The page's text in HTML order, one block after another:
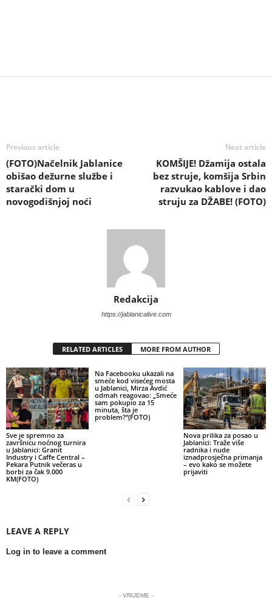
Previous article
(FOTO)Načelnik Jablanice
obišao dežurne službe i
starački dom u
novogodišnjoj noći
Next article
KOMŠIJE! Džamija ostala
bez struje, komšija Srbin
razvukao kablove i dao
struju za DŽABE! (FOTO)
Redakcija
https://jablanicalive.com
RELATED ARTICLES MORE FROM AUTHOR
Sve je spremno za
završnicu noćnog turnira
u Jablanici: Granit
Industry i Caffe Central –
Pekara Putnik večeras u
borbi za čak 9.000
KM(FOTO)
Na Facebooku ukazali na
smeće kod visećeg mosta
u Jablanici, Mirza Avdić
odmah reagovao: „Smeće
sam pokupio za 15
minuta, šta je
problem?“(FOTO)
Nova prilika za posao u
Jablanici: Traže više
radnika i nude
iznadprosječna primanja
– evo kako se možete
prijaviti
LEAVE A REPLY
Log in to leave a comment
- VRIJEME -